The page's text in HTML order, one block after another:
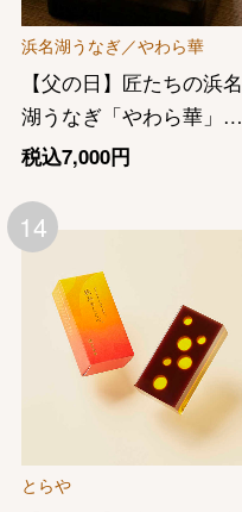
浜名湖うなぎ／やわら華
【父の日】匠たちの浜名
湖うなぎ「やわら華」
長蒲焼 １８０ｇ×２尾セ
税込7,000円
とらや
14